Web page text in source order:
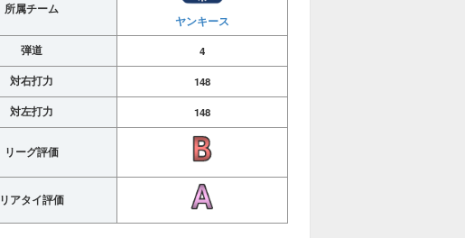
所属チーム
ヤンキース
弾道
4
対右打力
148
対左打力
148
リーグ評価
リアタイ評価